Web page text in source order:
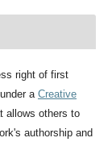
right of first
a Creative
allows others to
authorship and